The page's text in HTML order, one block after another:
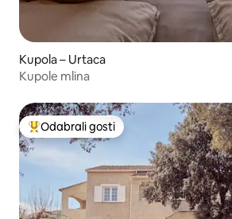
Kupola – Urtaca
Kupole mlina
Među najviše rangiranima s oznakom
Odabrali gosti